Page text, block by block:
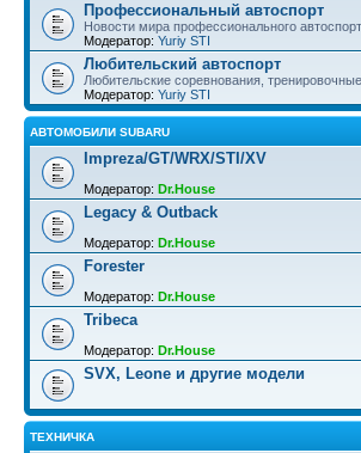
Профессиональный автоспорт
Новости мира профессионального
Модератор: Yuriy STI
Любительский автоспорт
Любительские соревнования,
Модератор: Yuriy STI
АВТОМОБИЛИ SUBARU
Impreza/GT/WRX/STI/XV
Модератор: Dr.House
Legacy & Outback
Модератор: Dr.House
Forester
Модератор: Dr.House
Tribeca
Модератор: Dr.House
SVX, Leone и другие модели
ТЕХНИЧКА